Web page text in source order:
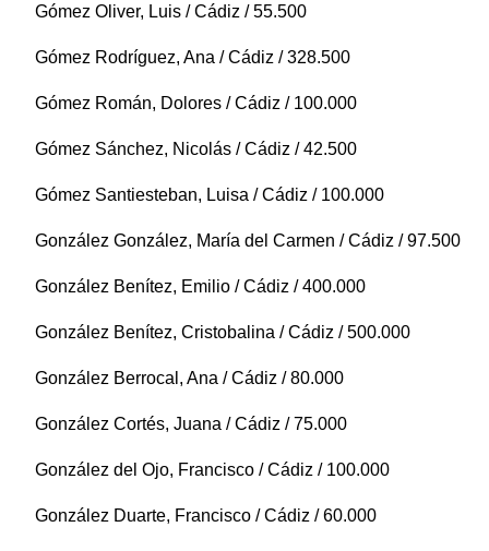
Gómez Oliver, Luis / Cádiz / 55.500
Gómez Rodríguez, Ana / Cádiz / 328.500
Gómez Román, Dolores / Cádiz / 100.000
Gómez Sánchez, Nicolás / Cádiz / 42.500
Gómez Santiesteban, Luisa / Cádiz / 100.000
González González, María del Carmen / Cádiz / 97.500
González Benítez, Emilio / Cádiz / 400.000
González Benítez, Cristobalina / Cádiz / 500.000
González Berrocal, Ana / Cádiz / 80.000
González Cortés, Juana / Cádiz / 75.000
González del Ojo, Francisco / Cádiz / 100.000
González Duarte, Francisco / Cádiz / 60.000